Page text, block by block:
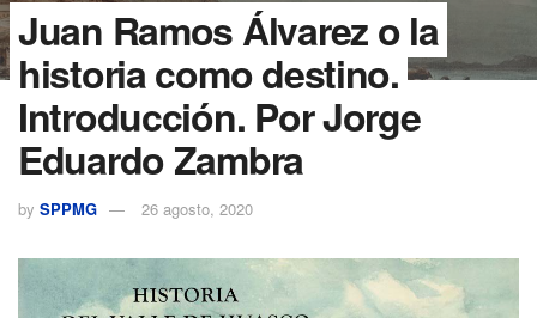
Juan Ramos Álvarez o la
historia como destino.
Introducción. Por Jorge
Eduardo Zambra
by SPPMG 26 agosto, 2020